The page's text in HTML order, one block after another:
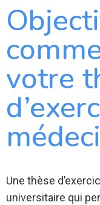
votre
Une thèse
universitaire qui